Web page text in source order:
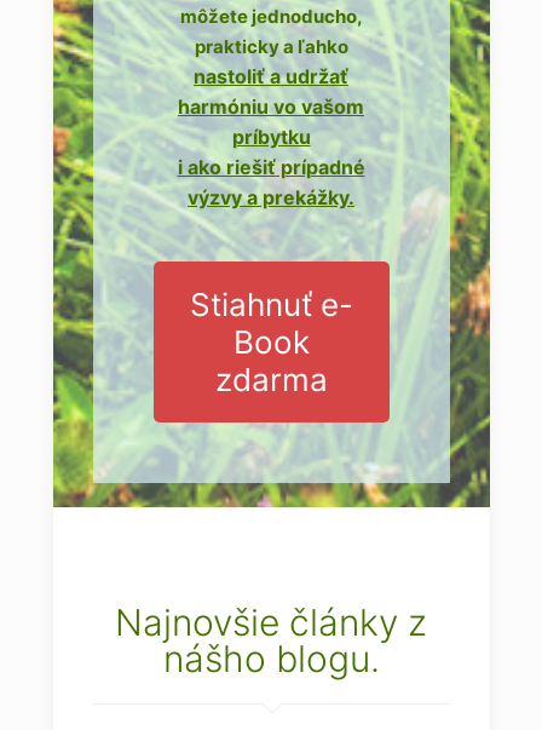
môžete jednoducho,
prakticky a ľahko
nastoliť a udržať
harmóniu vo vašom
príbytku
i ako riešiť prípadné
výzvy a prekážky.
Stiahnuť e-
Book
zdarma
Najnovšie články z
nášho blogu.